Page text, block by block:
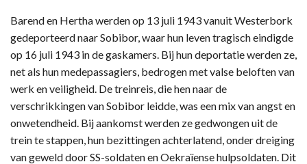
Barend en Hertha werden op 13 juli 1943 vanuit Westerbork
gedeporteerd naar Sobibor, waar hun leven tragisch eindigde
op 16 juli 1943 in de gaskamers. Bij hun deportatie werden ze,
net als hun medepassagiers, bedrogen met valse beloften van
werk en veiligheid. De treinreis, die hen naar de
verschrikkingen van Sobibor leidde, was een mix van angst en
onwetendheid. Bij aankomst werden ze gedwongen uit de
trein te stappen, hun bezittingen achterlatend, onder dreiging
van geweld door SS-soldaten en Oekraïense hulpsoldaten. Dit